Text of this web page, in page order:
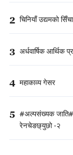
2 चिनियाँ उद्यमको
3 अर्धवार्षिक आर्थिक
4 महाकाव्य गेसर
5 #अल्पसंख्यक जाति#
रेनचेङछ्युछो -२